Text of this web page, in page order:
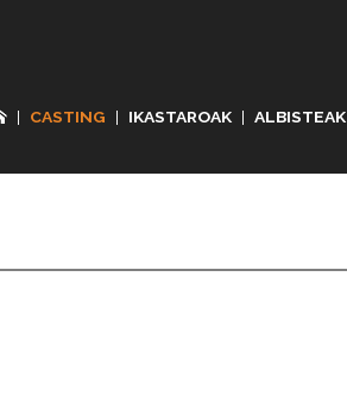
| CASTING | IKASTAROAK | ALBISTEAK